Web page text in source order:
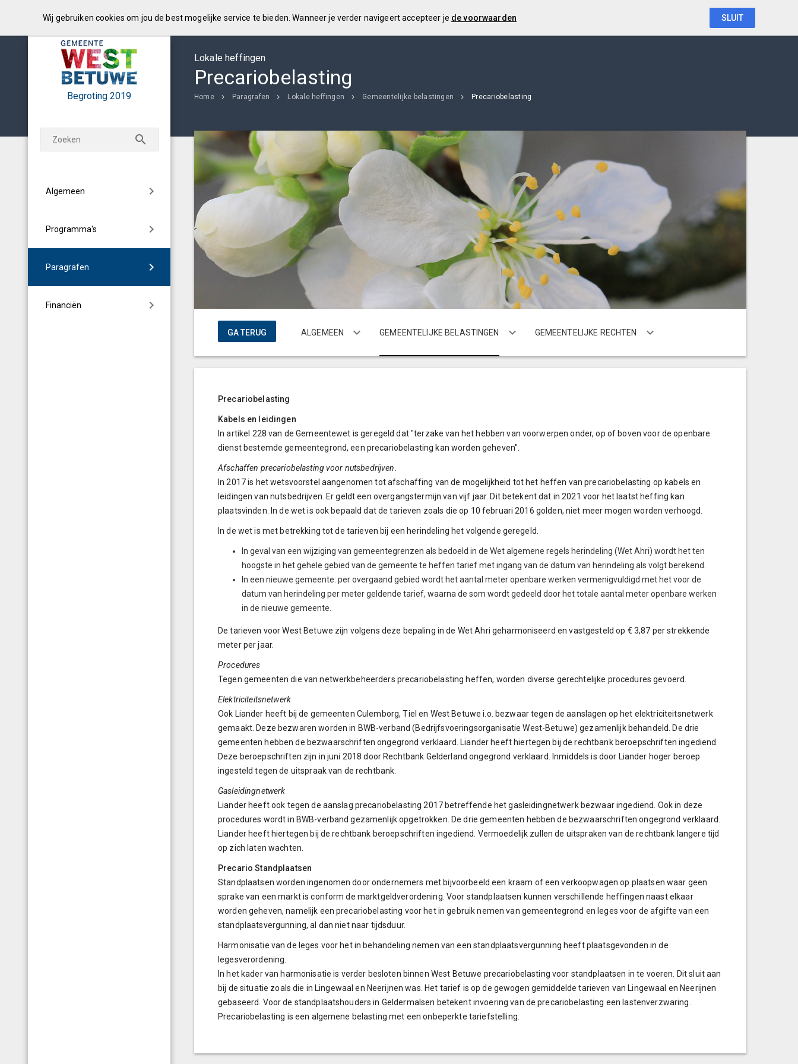
Begroting 2019
Algemeen
Programma's
Paragrafen
Financiën
Lokale heffingen
Precariobelasting
Home Paragrafen Lokale heffingen Gemeentelijke belastingen Precariobelasting
Precariobelasting
Kabels en leidingen
In artikel 228 van de Gemeentewet is geregeld dat "terzake van het hebben van voorwerpen onder, op of boven voor de openbare
dienst bestemde gemeentegrond, een precariobelasting kan worden geheven".
Afschaffen precariobelasting voor nutsbedrijven.
In 2017 is het wetsvoorstel aangenomen tot afschaffing van de mogelijkheid tot het heffen van precariobelasting op kabels en
leidingen van nutsbedrijven. Er geldt een overgangstermijn van vijf jaar. Dit betekent dat in 2021 voor het laatst heffing kan
plaatsvinden. In de wet is ook bepaald dat de tarieven zoals die op 10 februari 2016 golden, niet meer mogen worden verhoogd.
In de wet is met betrekking tot de tarieven bij een herindeling het volgende geregeld.
In geval van een wijziging van gemeentegrenzen als bedoeld in de Wet algemene regels herindeling (Wet Ahri) wordt het ten
hoogste in het gehele gebied van de gemeente te heffen tarief met ingang van de datum van herindeling als volgt berekend.
In een nieuwe gemeente: per overgaand gebied wordt het aantal meter openbare werken vermenigvuldigd met het voor de
datum van herindeling per meter geldende tarief, waarna de som wordt gedeeld door het totale aantal meter openbare werken
in de nieuwe gemeente.
De tarieven voor West Betuwe zijn volgens deze bepaling in de Wet Ahri geharmoniseerd en vastgesteld op € 3,87 per strekkende
meter per jaar.
Procedures
Tegen gemeenten die van netwerkbeheerders precariobelasting heffen, worden diverse gerechtelijke procedures gevoerd.
Elektriciteitsnetwerk
Ook Liander heeft bij de gemeenten Culemborg, Tiel en West Betuwe i.o. bezwaar tegen de aanslagen op het elektriciteitsnetwerk
gemaakt. Deze bezwaren worden in BWB-verband (Bedrijfsvoeringsorganisatie West-Betuwe) gezamenlijk behandeld. De drie
gemeenten hebben de bezwaarschriften ongegrond verklaard. Liander heeft hiertegen bij de rechtbank beroepschriften ingediend.
Deze beroepschriften zijn in juni 2018 door Rechtbank Gelderland ongegrond verklaard. Inmiddels is door Liander hoger beroep
ingesteld tegen de uitspraak van de rechtbank.
Gasleidingnetwerk
Liander heeft ook tegen de aanslag precariobelasting 2017 betreffende het gasleidingnetwerk bezwaar ingediend. Ook in deze
procedures wordt in BWB-verband gezamenlijk opgetrokken. De drie gemeenten hebben de bezwaarschriften ongegrond verklaard.
Liander heeft hiertegen bij de rechtbank beroepschriften ingediend. Vermoedelijk zullen de uitspraken van de rechtbank langere tijd
op zich laten wachten.
Precario Standplaatsen
Standplaatsen worden ingenomen door ondernemers met bijvoorbeeld een kraam of een verkoopwagen op plaatsen waar geen
sprake van een markt is conform de marktgeldverordening. Voor standplaatsen kunnen verschillende heffingen naast elkaar
worden geheven, namelijk een precariobelasting voor het in gebruik nemen van gemeentegrond en leges voor de afgifte van een
standplaatsvergunning, al dan niet naar tijdsduur.
Harmonisatie van de leges voor het in behandeling nemen van een standplaatsvergunning heeft plaatsgevonden in de
legesverordening.
In het kader van harmonisatie is verder besloten binnen West Betuwe precariobelasting voor standplaatsen in te voeren. Dit sluit aan
bij de situatie zoals die in Lingewaal en Neerijnen was. Het tarief is op de gewogen gemiddelde tarieven van Lingewaal en Neerijnen
gebaseerd. Voor de standplaatshouders in Geldermalsen betekent invoering van de precariobelasting een lastenverzwaring.
Precariobelasting is een algemene belasting met een onbeperkte tariefstelling.
ALGEMEEN GEMEENTELIJKE BELASTINGEN GEMEENTELIJKE RECHTEN
Wij gebruiken cookies om jou de best mogelijke service te bieden. Wanneer je verder navigeert accepteer je de voorwaarden SLUIT